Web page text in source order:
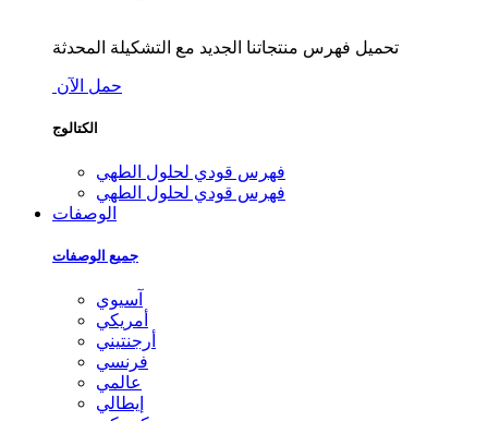
تحميل فهرس منتجاتنا الجديد مع التشكيلة المحدثة
حمل الآن
الكتالوج
فهرس قودي لحلول الطهي
فهرس قودي لحلول الطهي
الوصفات
جميع الوصفات
آسيوي
أمريكي
أرجنتيني
فرنسي
عالمي
إيطالي